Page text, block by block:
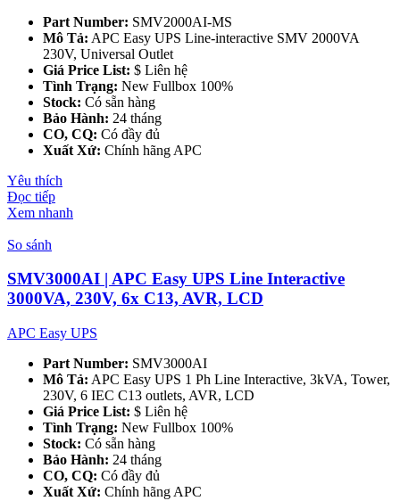
Part Number: SMV2000AI-MS
Mô Tả: APC Easy UPS Line-interactive SMV 2000VA
230V, Universal Outlet
Giá Price List: $ Liên hệ
Tình Trạng: New Fullbox 100%
Stock: Có sẵn hàng
Bảo Hành: 24 tháng
CO, CQ: Có đầy đủ
Xuất Xứ: Chính hãng APC
Yêu thích
Đọc tiếp
Xem nhanh
So sánh
SMV3000AI | APC Easy UPS Line Interactive
3000VA, 230V, 6x C13, AVR, LCD
APC Easy UPS
Part Number: SMV3000AI
Mô Tả: APC Easy UPS 1 Ph Line Interactive, 3kVA, Tower,
230V, 6 IEC C13 outlets, AVR, LCD
Giá Price List: $ Liên hệ
Tình Trạng: New Fullbox 100%
Stock: Có sẵn hàng
Bảo Hành: 24 tháng
CO, CQ: Có đầy đủ
Xuất Xứ: Chính hãng APC